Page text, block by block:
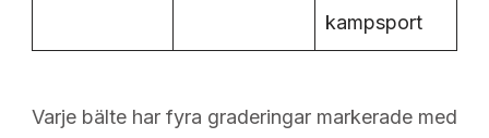
kampsport
Varje bälte har fyra graderingar markerade med